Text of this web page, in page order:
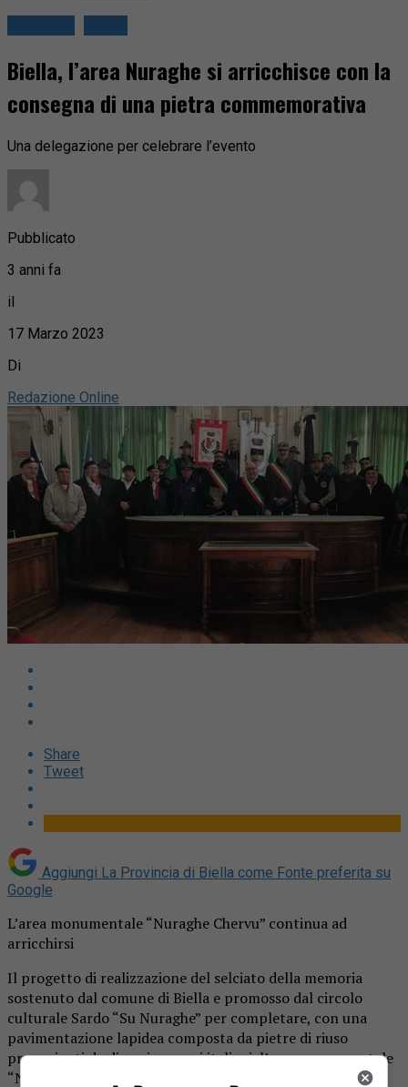
Biella, l’area Nuraghe si arricchisce con la
consegna di una pietra commemorativa
Una delegazione per celebrare l’evento
Pubblicato
3 anni fa
il
17 Marzo 2023
Di
Redazione Online
Share
Tweet
Aggiungi La Provincia di Biella come Fonte preferita su
Google
L’area monumentale “Nuraghe Chervu” continua ad
arricchirsi
Il progetto di realizzazione del selciato della memoria
sostenuto dal comune di Biella e promosso dal circolo
culturale Sardo “Su Nuraghe” per completare, con una
pavimentazione lapidea composta da pietre di riuso
provenienti da diversi comuni italiani, l’area monumentale
“Nuraghe Chervu”, diventa anche occasione per